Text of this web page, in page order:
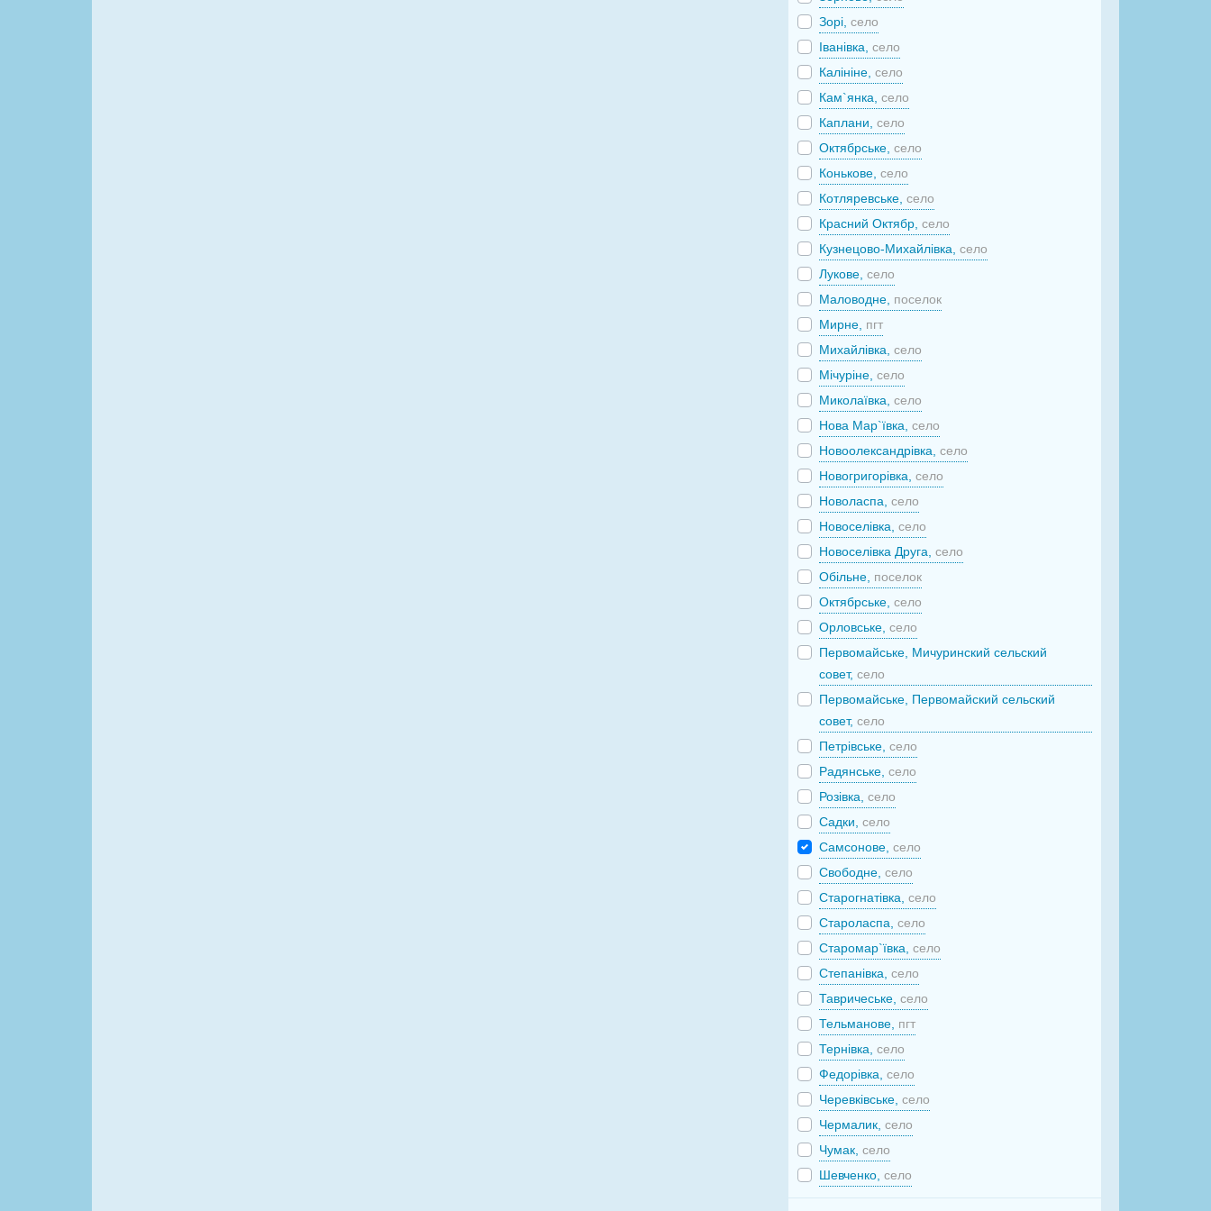
Зорі,село
Іванівка,село
Калініне,село
Кам`янка,село
Каплани,село
Октябрське,село
Конькове,село
Котляревське,село
Красний Октябр,село
Кузнецово-Михайлівка,село
Лукове,село
Маловодне, поселок
Мирне, пгт
Михайлівка,село
Мічуріне,село
Миколаївка,село
Нова Мар`ївка,село
Новоолександрівка,село
Новогригорівка,село
Новоласпа,село
Новоселівка,село
Новоселівка Друга,село
Обільне, поселок
Октябрське,село
Орловське,село
Первомайське, Мичуринский сельский
совет,село
Первомайське, Первомайский сельский
совет,село
Петрівське,село
Радянське,село
Розівка,село
Садки,село
Самсонове,село
Свободне,село
Старогнатівка,село
Староласпа,село
Старомар`ївка,село
Степанівка,село
Тавричеське,село
Тельманове, пгт
Тернівка,село
Федорівка,село
Черевківське,село
Чермалик,село
Чумак,село
Шевченко,село